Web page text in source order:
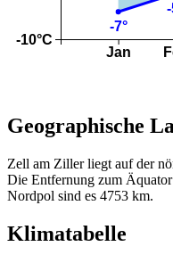
Geographische
Zell am Ziller liegt auf der
Die Entfernung zum
Nordpol sind es 4753 km.
Klimatabelle